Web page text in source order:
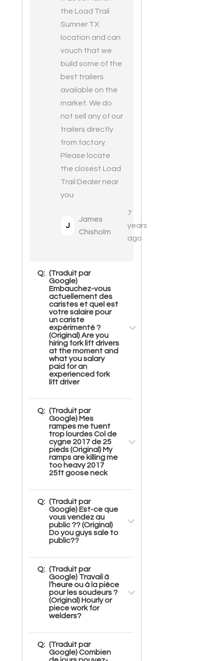
the Load Trail
Sumner TX
location and can
vouch that we
build some of the
best trailers
available on the
market. We do
not sell any of our
trailers directly
from factory.
Please locate
the closest Load
Trail Dealer near
you
J
James
Chisholm
7
years
ago
Q: (Traduit par
Google)
Embauchez-vous
actuellement des
caristes et quel est
votre salaire pour
un cariste
expérimenté ?
(Original) Are you
hiring fork lift drivers
at the moment and
what you salary
paid for an
experienced fork
lift driver
Q: (Traduit par
Google) Mes
rampes me tuent
trop lourdes Col de
cygne 2017 de 25
pieds (Original) My
ramps are killing me
too heavy 2017
25ft goose neck
Q: (Traduit par
Google) Est-ce que
vous vendez au
public ?? (Original)
Do you guys sale to
public??
Q: (Traduit par
Google) Travail à
l’heure ou à la pièce
pour les soudeurs ?
(Original) Hourly or
piece work for
welders?
Q: (Traduit par
Google) Combien